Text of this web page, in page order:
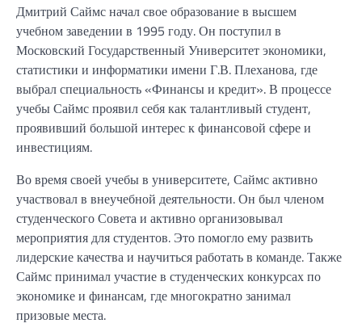
Дмитрий Саймс начал свое образование в высшем
учебном заведении в 1995 году. Он поступил в
Московский Государственный Университет экономики,
статистики и информатики имени Г.В. Плеханова, где
выбрал специальность «Финансы и кредит». В процессе
учебы Саймс проявил себя как талантливый студент,
проявивший большой интерес к финансовой сфере и
инвестициям.
Во время своей учебы в университете, Саймс активно
участвовал в внеучебной деятельности. Он был членом
студенческого Совета и активно организовывал
мероприятия для студентов. Это помогло ему развить
лидерские качества и научиться работать в команде. Также
Саймс принимал участие в студенческих конкурсах по
экономике и финансам, где многократно занимал
призовые места.